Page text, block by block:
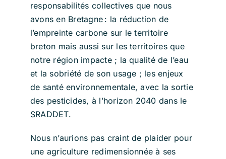
responsabilités collectives que nous
avons en Bretagne : la réduction de
l’empreinte carbone sur le territoire
breton mais aussi sur les territoires que
notre région impacte ; la qualité de l’eau
et la sobriété de son usage ; les enjeux
de santé environnementale, avec la sortie
des pesticides, à l’horizon 2040 dans le
SRADDET.
Nous n’aurions pas craint de plaider pour
une agriculture redimensionnée à ses